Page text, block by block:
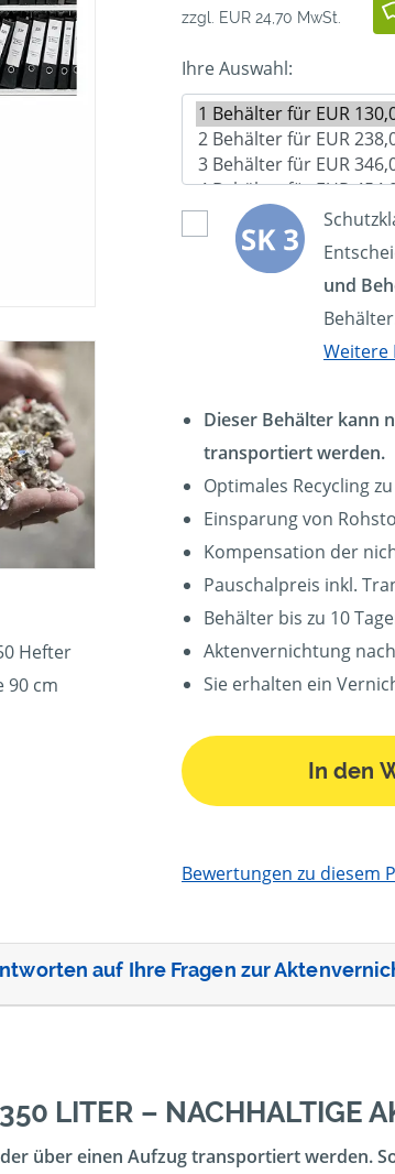
Hefter
90 cm
zzgl. EUR 24,70 MwSt.
Ihre Auswahl:
und
Weitere
Dieser Behälter kann
transportiert werden.
Optimales Recycling
Einsparung von
Kompensation der
Pauschalpreis inkl.
Behälter bis zu 10
Aktenvernichtung
Sie erhalten ein
In den
Bewertungen zu diesem
auf Ihre Fragen zur
LITER – NACHHALTIGE
über einen Aufzug transportiert werden.